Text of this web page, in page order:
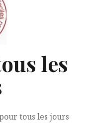
les
tous les jours